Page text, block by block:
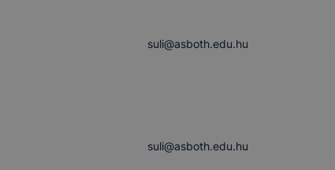
suli​@asboth.edu.hu
suli​@asboth.edu.hu